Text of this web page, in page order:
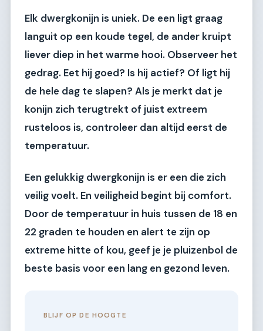
Elk dwergkonijn is uniek. De een ligt graag
languit op een koude tegel, de ander kruipt
liever diep in het warme hooi. Observeer het
gedrag. Eet hij goed? Is hij actief? Of ligt hij
de hele dag te slapen? Als je merkt dat je
konijn zich terugtrekt of juist extreem
rusteloos is, controleer dan altijd eerst de
temperatuur.
Een gelukkig dwergkonijn is er een die zich
veilig voelt. En veiligheid begint bij comfort.
Door de temperatuur in huis tussen de 18 en
22 graden te houden en alert te zijn op
extreme hitte of kou, geef je je pluizenbol de
beste basis voor een lang en gezond leven.
BLIJF OP DE HOOGTE